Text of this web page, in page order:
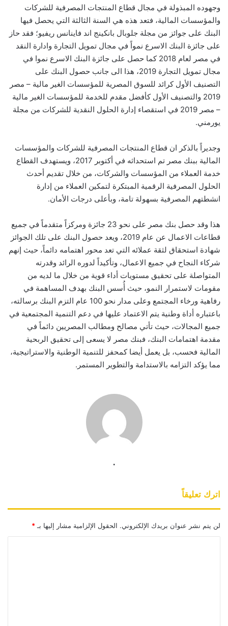
وجهوده المبذولة في مجال قطاع المنتجات المصرفية للشركات
والمؤسسات المالية، فتعد هذه هي السنة الثالثة التي يحصل فيها
البنك على جوائز من مجلة جلوبال بانكينج اند فاينانس ريفيو؛ فقد حاز
على جائزة البنك الاسرع نمواً في مجال تمويل التجارة وادارة النقد
في مصر لعام 2018 كما حصل على جائزة البنك الاسرع نموا في
مجال تمويل التجارة 2019، هذا الى جانب حصول البنك على
التصنيف الأول كرائد للسوق المصرية للمؤسسات الغير مالية – مصر
2019 والتصنيف الأول كأفضل مقدم للخدمة للمؤسسات الغير مالية
– مصر 2019 في استقصاء إدارة الحلول النقدية للشركات من مجلة
يورمني.
وجديراً بالذكر ان قطاع المنتجات المصرفية للشركات والمؤسسات
المالية ببنك مصر تم استحداثه في أكتوبر 2017، ويستهدف القطاع
خدمة العملاء من المؤسسات والشركات، من خلال تقديم أحدث
الحلول المصرفية الرقمية المبتكرة لتمكين العملاء من إدارة
انشطتهم المصرفية بسهولة تامة، وبأعلى درجات الأمان.
هذا وقد حصل بنك مصر على نحو 23 جائزة ومركزاً متقدماً في جميع
قطاعات الاعمال عن عام 2019، ويعد حصول البنك على تلك الجوائز
شهادة استحقاق لثقة عملائه التي تعد محور اهتمامه دائماً، حيث إنهم
شركاء النجاح في جميع الاعمال، وتأكيداً لدوره الرائد وقدرته
المتواصلة على تحقيق مستويات أداء قوية من خلال ما لديه من
مقومات لاستمرار النمو، حيث أُسس البنك بهدف المساهمة في
رفاهية ورخاء المجتمع وعلى مدار نحو 100 عام التزم البنك برسالته،
باعتباره أداة وطنية يتم الاعتماد عليها في دعم التنمية المجتمعية في
جميع المجالات، حيث تأتي مصالح ومطالب المصريين دائماً في
مقدمة اهتمامات البنك، فبنك مصر لا يسعى إلى تحقيق الربحية
المالية فحسب، بل يعمل أيضا كمحفز للتنمية الوطنية والاستراتيجية،
مما يؤكد التزامه بالاستدامة والتطوير المستمر.
.
اترك تعليقاً
لن يتم نشر عنوان بريدك الإلكتروني. الحقول الإلزامية مشار إليها بـ *